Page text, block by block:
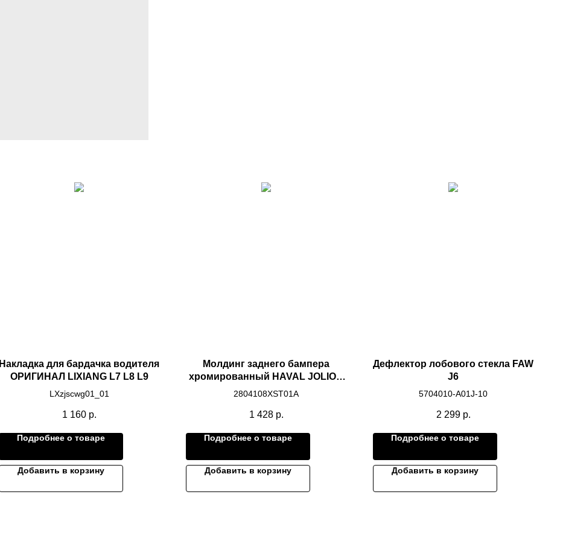
Накладка для бардачка водителя
ОРИГИНАЛ LIXIANG L7 L8 L9
LXzjscwg01_01
1 160 р.
Подробнее о товаре
Добавить в корзину
Молдинг заднего бампера
хромированный HAVAL JOLION
дубликат
2804108XST01A
1 428 р.
Подробнее о товаре
Добавить в корзину
Дефлектор лобового стекла FAW
J6
5704010-A01J-10
2 299 р.
Подробнее о товаре
Добавить в корзину